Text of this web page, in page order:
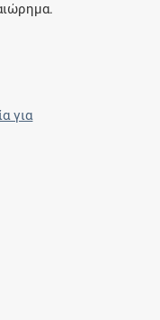
για